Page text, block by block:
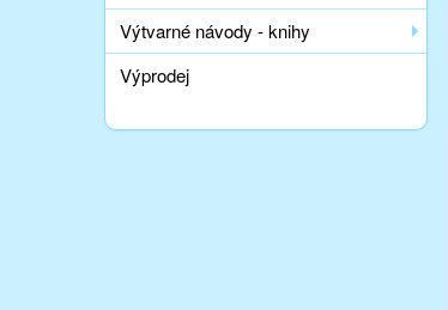
Výtvarné návody - knihy
Výprodej